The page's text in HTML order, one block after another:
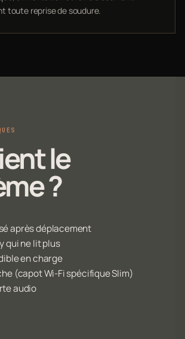
toute reprise de soudure.
le
?
après déplacement
qui ne lit plus
en charge
(capot Wi-Fi spécifique Slim)
audio